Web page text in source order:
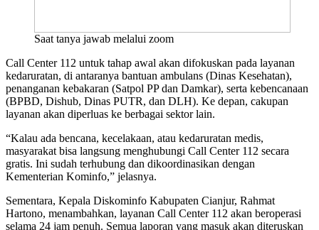
Saat tanya jawab melalui zoom
Call Center 112 untuk tahap awal akan difokuskan pada layanan
kedaruratan, di antaranya bantuan ambulans (Dinas Kesehatan),
penanganan kebakaran (Satpol PP dan Damkar), serta kebencanaan
(BPBD, Dishub, Dinas PUTR, dan DLH). Ke depan, cakupan
layanan akan diperluas ke berbagai sektor lain.
“Kalau ada bencana, kecelakaan, atau kedaruratan medis,
masyarakat bisa langsung menghubungi Call Center 112 secara
gratis. Ini sudah terhubung dan dikoordinasikan dengan
Kementerian Kominfo,” jelasnya.
Sementara, Kepala Diskominfo Kabupaten Cianjur, Rahmat
Hartono, menambahkan, layanan Call Center 112 akan beroperasi
selama 24 jam penuh. Semua laporan yang masuk akan diteruskan